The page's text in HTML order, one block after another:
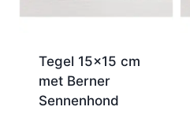
Tegel 15×15 cm
met Berner
Sennenhond